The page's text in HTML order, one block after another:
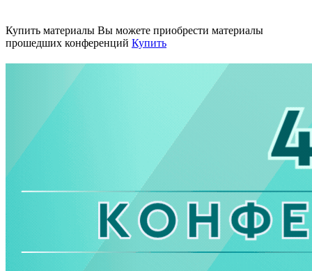
Купить материалы Вы можете приобрести материалы
прошедших конференций Купить